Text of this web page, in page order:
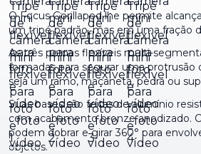
O Focus Gorillapod lhe permite
um tripé padrão, mas em uma fração
As três pernas flexíveis multi-
formadas para segurar uma protrusão
seja um ramo, maçaneta, pedra ou
Suas bases são feitas de alumínio
com acabamento bronze anodizado.
podem dobrar e girar 360° para
objetos.